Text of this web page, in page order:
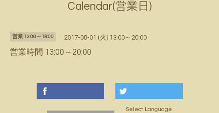
Calendar(営業日)
営業 13:00～18:00 2017-08-01 (火) 13:00～20:00
営業時間 13:00～20:00
Select Language